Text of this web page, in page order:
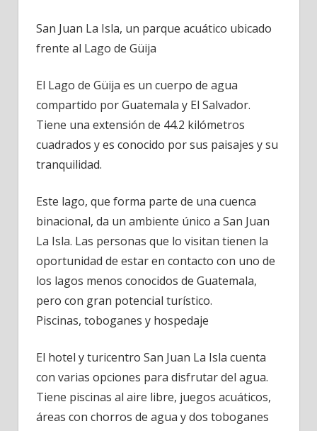
San Juan La Isla, un parque acuático ubicado
frente al Lago de Güija
El Lago de Güija es un cuerpo de agua
compartido por Guatemala y El Salvador.
Tiene una extensión de 44.2 kilómetros
cuadrados y es conocido por sus paisajes y su
tranquilidad.
Este lago, que forma parte de una cuenca
binacional, da un ambiente único a San Juan
La Isla. Las personas que lo visitan tienen la
oportunidad de estar en contacto con uno de
los lagos menos conocidos de Guatemala,
pero con gran potencial turístico.
Piscinas, toboganes y hospedaje
El hotel y turicentro San Juan La Isla cuenta
con varias opciones para disfrutar del agua.
Tiene piscinas al aire libre, juegos acuáticos,
áreas con chorros de agua y dos toboganes